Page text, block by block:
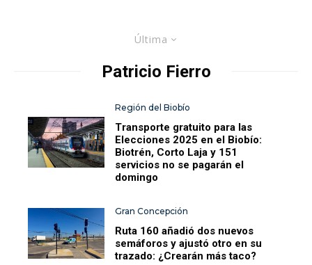
Última
Patricio Fierro
Región del Biobío
Transporte gratuito para las
Elecciones 2025 en el Biobío:
Biotrén, Corto Laja y 151
servicios no se pagarán el
domingo
Gran Concepción
Ruta 160 añadió dos nuevos
semáforos y ajustó otro en su
trazado: ¿Crearán más taco?